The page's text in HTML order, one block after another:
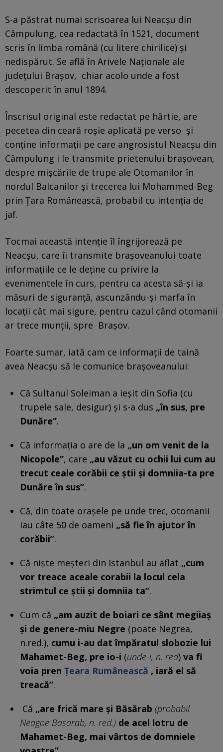
S-a păstrat numai scrisoarea lui Neacșu din
Câmpulung, cea redactată în 1521, document
scris în limba română (cu litere chirilice) și
nedispărut. Se află în Arivele Naționale ale
județului Brașov, chiar acolo unde a fost
descoperit în anul 1894.
Înscrisul original este redactat pe hârtie, are
pecetea din ceară roșie aplicată pe verso și
conține informații pe care angrosistul Neacșu din
Câmpulung i le transmite prietenului brașovean,
despre mișcările de trupe ale Otomanilor în
nordul Balcanilor și trecerea lui Mohammed-Beg
prin Țara Românească, probabil cu intenția de
jaf.
Tocmai această intenție îl îngrijorează pe
Neacșu, care îi transmite brașoveanului toate
informațiile ce le deține cu privire la
evenimentele în curs, pentru ca acesta să-și ia
măsuri de siguranță, ascunzându-și marfa în
locații cât mai sigure, pentru cazul când otomanii
ar trece munții, spre Brașov.
Foarte sumar, iată cam ce informații de taină
avea Neacșu să le comunice brașoveanului:
Că Sultanul Soleiman a ieșit din Sofia (cu
trupele sale, desigur) și s-a dus „în sus, pre
Dunăre”.
Că informația o are de la „un om venit de la
Nicopole”, care „au văzut cu ochii lui cum au
trecut ceale corăbii ce știi și domniia-ta pre
Dunăre în sus”.
Că, din toate orașele pe unde trec, otomanii
iau câte 50 de oameni „să fie în ajutor în
corăbii”.
Că niște meșteri din Istanbul au aflat „cum
vor treace aceale corabii la locul cela
strimtul ce știi și domniia ta”.
Cum că „am auzit de boiari ce sânt megiiaș
și de genere-miu Negre (poate Negrea,
n.red.), cumu i-au dat împăratul slobozie lui
Mahamet-Beg, pre io-i (unde-i, n. red) va fi
voia pren Țeara Rumânească , iară el să
treacă”.
Că „are frică mare și Băsărab (probabil
Neagoe Basarab, n. red.) de acel lotru de
Mahamet-Beg, mai vârtos de domniele